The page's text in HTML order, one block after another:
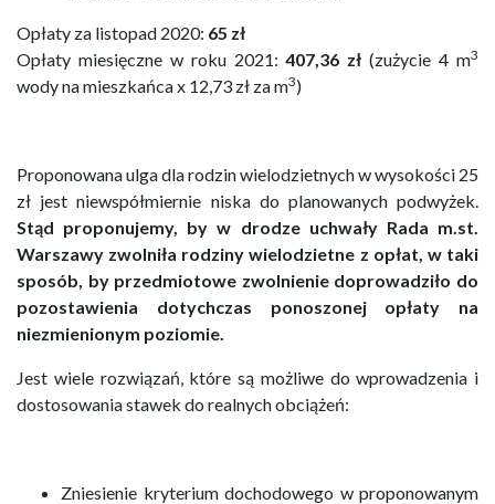
Opłaty za listopad 2020: 65 zł
Opłaty miesięczne w roku 2021:407,36 zł (zużycie 4 m3
wody na mieszkańca x 12,73 zł za m3)
Proponowana ulga dla rodzin wielodzietnych w wysokości 25
zł jest niewspółmiernie niska do planowanych podwyżek.
Stąd proponujemy, by w drodze uchwały Rada m.st.
Warszawy zwolniła rodziny wielodzietne z opłat, w taki
sposób, by przedmiotowe zwolnienie doprowadziło do
pozostawienia dotychczas ponoszonej opłaty na
niezmienionym poziomie.
Jest wiele rozwiązań, które są możliwe do wprowadzenia i
dostosowania stawek do realnych obciążeń:
Zniesienie kryterium dochodowego w proponowanym